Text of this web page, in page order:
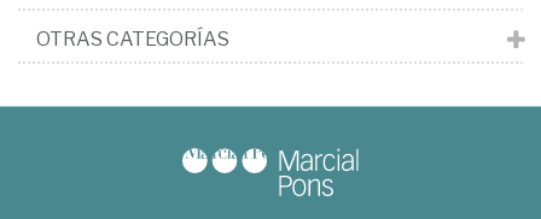
OTRAS CATEGORÍAS